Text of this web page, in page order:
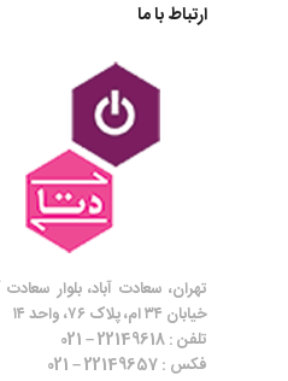
ارتباط با ما
تهران، سعادت آباد، بلوار سعادت
خیابان ۳۴ ام، پلاک ۷۶، واحد ۱۴
تلفن : 22149618 – 021
فکس : 22149657 – 021